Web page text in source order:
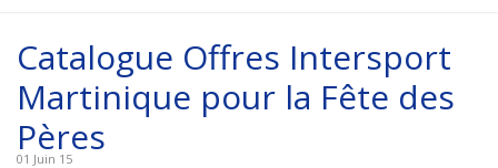
Catalogue Offres Intersport
Martinique pour la Fête des
Pères
01 Juin 15